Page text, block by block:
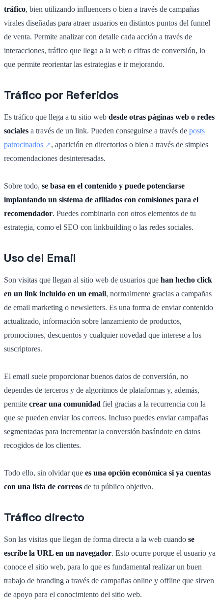
tráfico, bien utilizando influencers o bien a través de campañas
virales diseñadas para atraer usuarios en distintos puntos del funnel
de venta. Permite analizar con detalle cada acción a través de
interacciones, tráfico que llega a la web o cifras de conversión, lo
que permite reorientar las estrategias e ir mejorando.
Tráfico por Referidos
Es tráfico que llega a tu sitio web desde otras páginas web o redes
sociales a través de un link. Pueden conseguirse a través de posts
patrocinados
, aparición en directorios o bien a través de simples
recomendaciones desinteresadas.
Sobre todo, se basa en el contenido y puede potenciarse
implantando un sistema de afiliados con comisiones para el
recomendador. Puedes combinarlo con otros elementos de tu
estrategia, como el SEO con linkbuilding o las redes sociales.
Uso del Email
Son visitas que llegan al sitio web de usuarios que han hecho click
en un link incluido en un email, normalmente gracias a campañas
de email marketing o newsletters. Es una forma de enviar contenido
actualizado, información sobre lanzamiento de productos,
promociones, descuentos y cualquier novedad que interese a los
suscriptores.
El email suele proporcionar buenos datos de conversión, no
dependes de terceros y de algoritmos de plataformas y, además,
permite crear una comunidad fiel gracias a la recurrencia con la
que se pueden enviar los correos. Incluso puedes enviar campañas
segmentadas para incrementar la conversión basándote en datos
recogidos de los clientes.
Todo ello, sin olvidar que es una opción económica si ya cuentas
con una lista de correos de tu público objetivo.
Tráfico directo
Son las visitas que llegan de forma directa a la web cuando se
escribe la URL en un navegador. Esto ocurre porque el usuario ya
conoce el sitio web, para lo que es fundamental realizar un buen
trabajo de branding a través de campañas online y offline que sirven
de apoyo para el conocimiento del sitio web.